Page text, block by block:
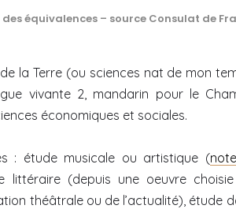
équivalences – source Consulat de
la Terre (ou sciences nat de mon
vivante 2, mandarin pour le
économiques et sociales.
: étude musicale ou artistique (
(depuis une oeuvre
théâtrale ou de l’actualité), étude